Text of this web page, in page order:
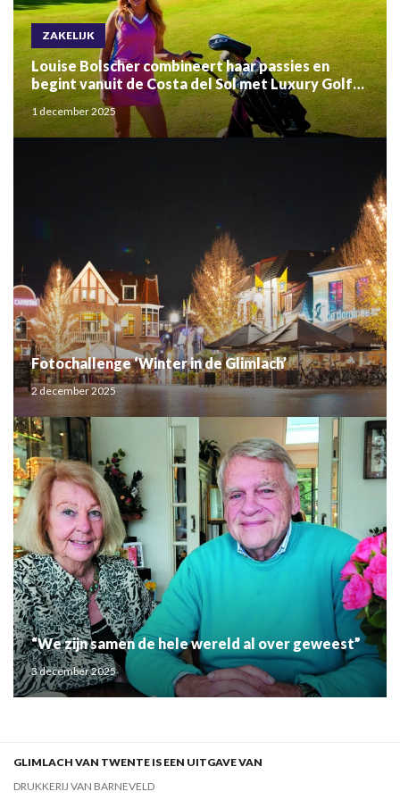
ZAKELIJK
Louise Bolscher combineert haar passies en
begint vanuit de Costa del Sol met Luxury Golf
Trips
1 december 2025
Fotochallenge ‘Winter in de Glimlach’
2 december 2025
“We zijn samen de hele wereld al over geweest”
3 december 2025
GLIMLACH VAN TWENTE IS EEN UITGAVE VAN
DRUKKERIJ VAN BARNEVELD